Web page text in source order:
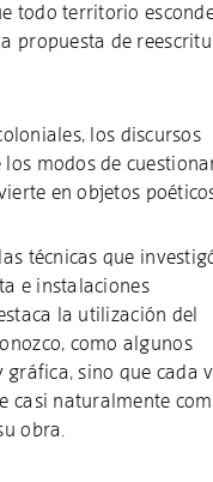
todo territorio
propuesta de
los discursos
modos de
en objetos
técnicas que
e instalaciones
la utilización del
como algunos
gráfica, sino que cada
casi naturalmente
obra.